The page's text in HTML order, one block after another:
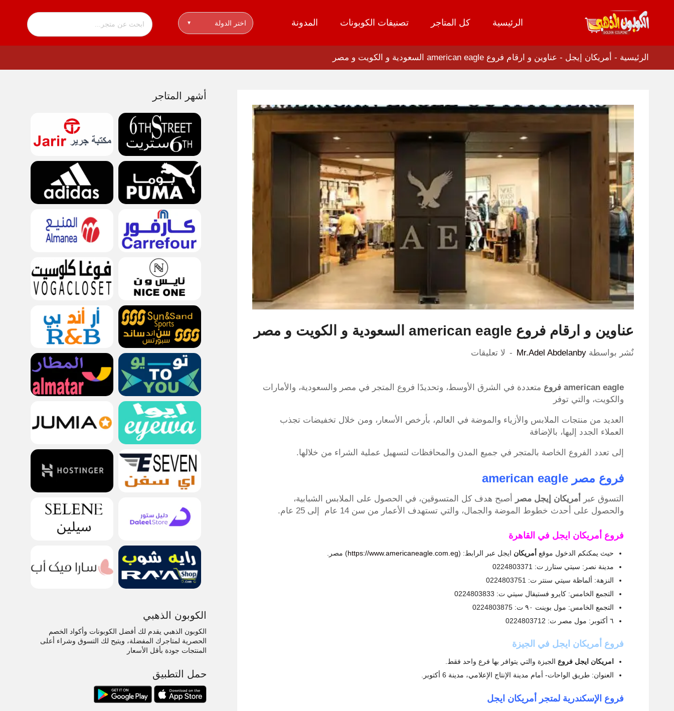
تخطي
المحتوى
الرئيسية كل المتاجر تصنيفات الكوبونات المدونة اختر الدولة ▾
الرئيسية - أمريكان إيجل - عناوين و ارقام فروع american eagle السعودية و الكويت و مصر
عناوين و ارقام فروع american eagle السعودية و الكويت و مصر
نٌشر بواسطة Mr.Adel Abdelanby لا تعليقات
american eagle فروع متعددة في الشرق الأوسط، وتحديدًا فروع المتجر في مصر والسعودية، والأمارات
والكويت، والتي توفر
العديد من منتجات الملابس والأزياء والموضة في العالم، بأرخص الأسعار، ومن خلال تخفيضات تجذب
العملاء الجدد إليها، بالإضافة
إلى تعدد الفروع الخاصة بالمتجر في جميع المدن والمحافظات لتسهيل عملية الشراء من خلالها.
فروع مصر american eagle
التسوق عبر أمريكان إيجل مصر
أصبح هدف كل المتسوقين، في الحصول على الملابس الشبابية،
والحصول على أحدث خطوط الموضة والجمال، والتي تستهدف الأعمار من سن 14 عام إلى 25 عام.
فروع أمريكان ايجل في القاهرة
حيث يمكنكم الدخول موقع أمريكان ايجل عبر الرابط: (https://www.americaneagle.com.eg) مصر.
مدينة نصر: سيتي ستارز ت: 0224803371
النزهة: ألماظة سيتي سنتر ت: 0224803751
التجمع الخامس: كايرو فستيفال سيتي ت: 0224803833
التجمع الخامس: مول بوينت ٩٠ ت: 0224803875
٦ أكتوبر: مول مصر ت: 0224803712
فروع أمريكان ايجل في الجيزة
امريكان ايجل فروع الجيزة والتي يتوافر بها فرع واحد فقط.
العنوان: طريق الواحات- أمام مدينة الإنتاج الإعلامي، مدينة 6 أكتوبر.
فروع الإسكندرية لمتجر أمريكان ايجل
أشهر المتاجر
الكوبون الذهبي
الكوبون الذهبي يقدم لك أفضل الكوبونات وأكواد الخصم
الحصرية لمتاجرك المفضلة، ويتيح لك التسوق وشراء أعلى
المنتجات جودة بأقل الأسعار
حمل التطبيق